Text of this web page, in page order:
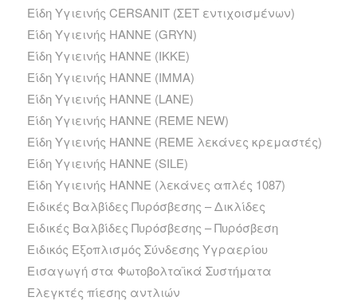
Είδη Υγιεινής CERSANIT (ΣΕΤ εντιχοισμένων)
Είδη Υγιεινής HANNE (GRYN)
Είδη Υγιεινής HANNE (IKKE)
Είδη Υγιεινής HANNE (IMMA)
Είδη Υγιεινής HANNE (LANE)
Είδη Υγιεινής HANNE (REME NEW)
Είδη Υγιεινής HANNE (REME λεκάνες κρεμαστές)
Είδη Υγιεινής HANNE (SILE)
Είδη Υγιεινής HANNE (λεκάνες απλές 1087)
Ειδικές Βαλβίδες Πυρόσβεσης – Δικλίδες
Ειδικές Βαλβίδες Πυρόσβεσης – Πυρόσβεση
Ειδικός Εξοπλισμός Σύνδεσης Υγραερίου
Εισαγωγή στα Φωτοβολταϊκά Συστήματα
Ελεγκτές πίεσης αντλιών